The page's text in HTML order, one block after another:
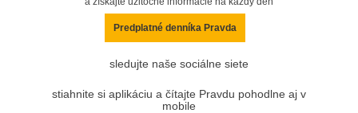
Predplatné denníka Pravda
sledujte naše sociálne siete
stiahnite si aplikáciu a čítajte Pravdu pohodlne aj v
mobile